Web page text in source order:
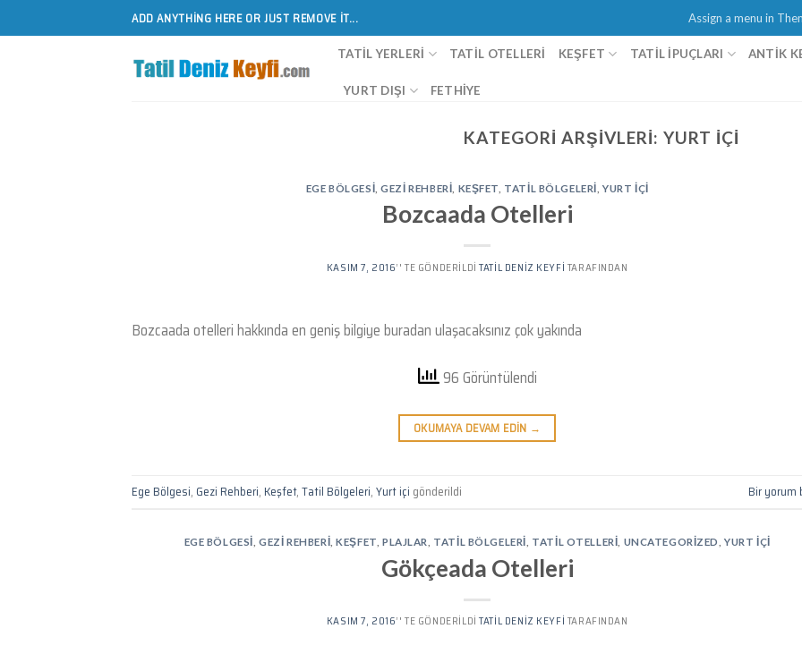
to
ADD ANYTHING HERE OR JUST REMOVE IT... Assign a menu in
TATIL YERLERI TATIL OTELLERI KEŞFET TATİL İPUÇLARI ANTIK
YURT DIŞI FETHIYE
KATEGORI ARŞIVLERI:YURT IÇI
EGE BÖLGESI ,GEZI REHBERI KEŞFET TATIL BÖLGELERI ,YURT IÇI
Bozcaada Otelleri
KASIM 7, 2016’' TE GÖNDERILDI TATIL DENIZ KEYFI TARAFINDAN
Bozcaada otelleri hakkında en geniş bilgiye buradan ulaşacaksınız çok yakında
96 Görüntülendi
OKUMAYA DEVAM EDIN →
Ege Bölgesi, Gezi Rehberi, Keşfet,Tatil Bölgeleri,Yurt içi gönderildi Bir yorum
EGE BÖLGESI ,GEZI REHBERI ,KEŞFET PLAJLAR TATIL BÖLGELERI TATIL OTELLERI UNCATEGORIZED ,YURT IÇI
Gökçeada Otelleri
KASIM 7, 2016’' TE GÖNDERILDI TATIL DENIZ KEYFI TARAFINDAN